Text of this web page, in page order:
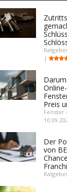
|
Preis
Fenster
Der
von